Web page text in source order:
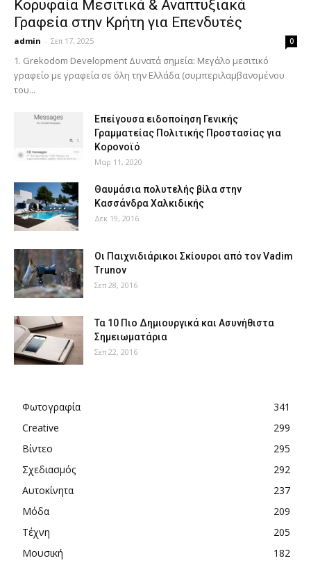
Κορυφαία Μεσιτικά & Αναπτυξιακά
Γραφεία στην Κρήτη για Επενδυτές
admin - Σεπ 17, 2025 0
1. Grekodom Development Δυνατά σημεία: Μεγάλο μεσιτικό
γραφείο με γραφεία σε όλη την Ελλάδα (συμπεριλαμβανομένου
του...
Επείγουσα ειδοποίηση Γενικής
Γραμματείας Πολιτικής Προστασίας για
Κορονοϊό
Μαρ 11, 2020
Θαυμάσια πολυτελής βίλα στην
Κασσάνδρα Χαλκιδικής
Δεκ 19, 2016
Οι Παιχνιδιάρικοι Σκίουροι από τον Vadim
Trunov
Σεπ 28, 2016
Τα 10 Πιο Δημιουργικά και Ασυνήθιστα
Σημειωματάρια
Σεπ 22, 2016
Φωτογραφία
341
Creative
299
Βίντεο
295
Σχεδιασμός
292
Αυτοκίνητα
237
Μόδα
209
Τέχνη
205
Μουσική
182